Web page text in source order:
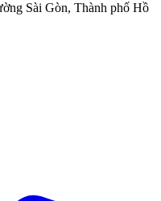
Sài Gòn, Thành phố Hồ